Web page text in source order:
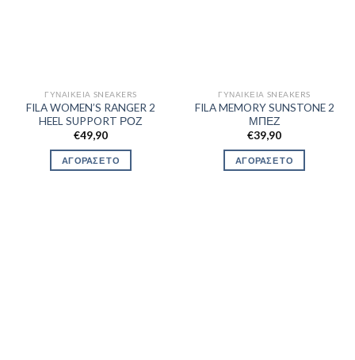
ΓΥΝΑΙΚΕΊΑ SNEAKERS
FILA WOMEN’S RANGER 2
HEEL SUPPORT ΡΟΖ
€49,90
ΑΓΟΡΑΣΕ ΤΟ
ΓΥΝΑΙΚΕΊΑ SNEAKERS
FILA MEMORY SUNSTONE 2
ΜΠΕΖ
€39,90
ΑΓΟΡΑΣΕ ΤΟ